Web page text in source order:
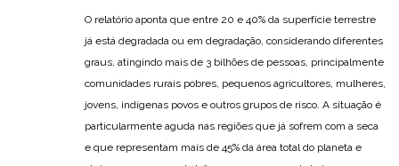
O relatório aponta que entre 20 e 40% da superfície terrestre
já está degradada ou em degradação, considerando diferentes
graus, atingindo mais de 3 bilhões de pessoas, principalmente
comunidades rurais pobres, pequenos agricultores, mulheres,
jovens, indígenas povos e outros grupos de risco. A situação é
particularmente aguda nas regiões que já sofrem com a seca
e que representam mais de 45% da área total do planeta e